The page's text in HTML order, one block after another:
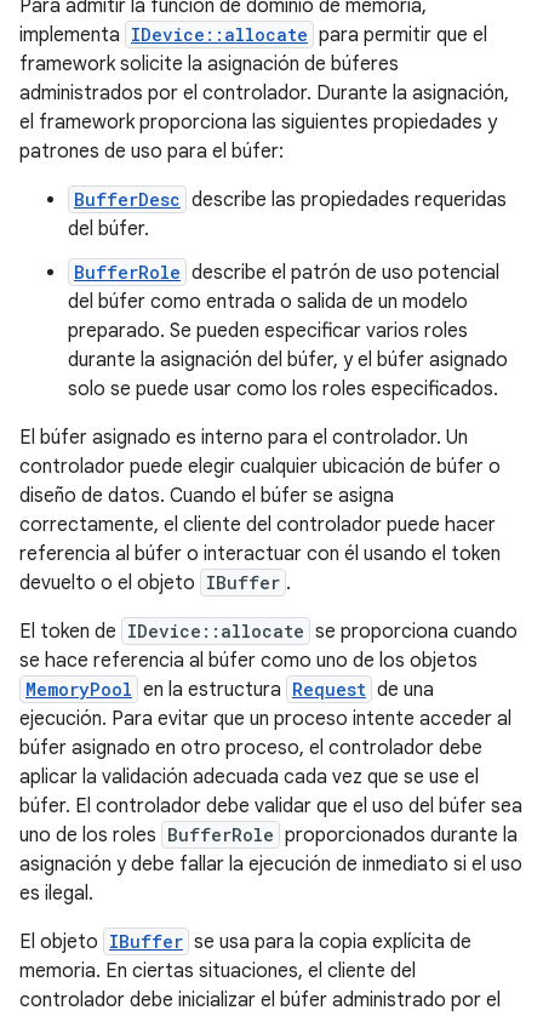
Para admitir la función de dominio de memoria,
implementa IDevice::allocate para permitir que el
framework solicite la asignación de búferes
administrados por el controlador. Durante la asignación,
el framework proporciona las siguientes propiedades y
patrones de uso para el búfer:
BufferDesc describe las propiedades requeridas
del búfer.
BufferRole describe el patrón de uso potencial
del búfer como entrada o salida de un modelo
preparado. Se pueden especificar varios roles
durante la asignación del búfer, y el búfer asignado
solo se puede usar como los roles especificados.
El búfer asignado es interno para el controlador. Un
controlador puede elegir cualquier ubicación de búfer o
diseño de datos. Cuando el búfer se asigna
correctamente, el cliente del controlador puede hacer
referencia al búfer o interactuar con él usando el token
devuelto o el objeto IBuffer .
El token de IDevice::allocate se proporciona cuando
se hace referencia al búfer como uno de los objetos
MemoryPool en la estructura Request de una
ejecución. Para evitar que un proceso intente acceder al
búfer asignado en otro proceso, el controlador debe
aplicar la validación adecuada cada vez que se use el
búfer. El controlador debe validar que el uso del búfer sea
uno de los roles BufferRole proporcionados durante la
asignación y debe fallar la ejecución de inmediato si el uso
es ilegal.
El objeto IBuffer se usa para la copia explícita de
memoria. En ciertas situaciones, el cliente del
controlador debe inicializar el búfer administrado por el